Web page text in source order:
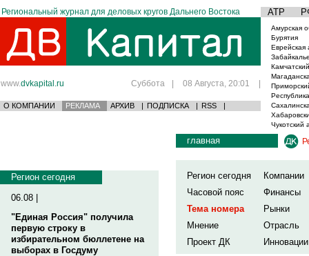
Региональный журнал для деловых кругов Дальнего Востока АТР
www.dvkapital.ru Суббота | 08 Августа, 20:01 |
О КОМПАНИИ РЕКЛАМА АРХИВ | ПОДПИСКА | RSS |
Амурская
Бурятия
Еврейская
Чукотский
Регион сегодня
06.08 |
"Единая Россия" получила
первую строку в
избирательном бюллетене на
выборах в Госдуму
главная
Регион сегодня
Компании
Часовой пояс
Финансы
Тема номера
Рынки
Мнение
Отрасль
Проект ДК
Инновации